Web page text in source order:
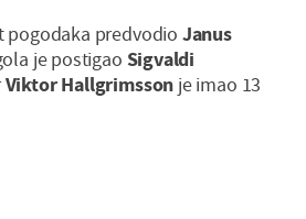
pogodaka predvodio Janus
je postigao Sigvaldi
Viktor Hallgrimsson je imao 13